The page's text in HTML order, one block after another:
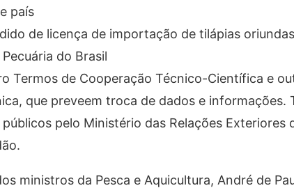
país
de licença de importação de tilápias
do Brasil
Termos de Cooperação Técnico-Científica e
que preveem troca de dados e informações.
pelo Ministério das Relações Exteriores
ministros da Pesca e Aquicultura, André de